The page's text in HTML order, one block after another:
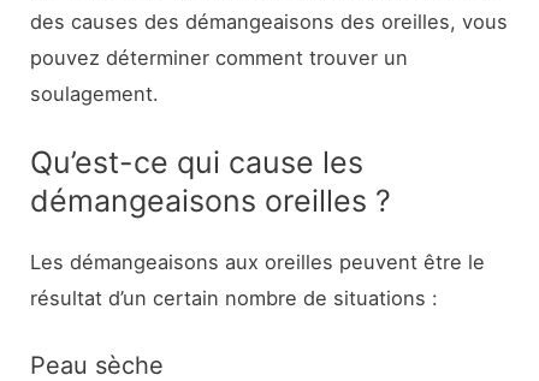
des causes des démangeaisons des oreilles, vous
pouvez déterminer comment trouver un
soulagement.
Qu’est-ce qui cause les
démangeaisons oreilles ?
Les démangeaisons aux oreilles peuvent être le
résultat d’un certain nombre de situations :
Peau sèche